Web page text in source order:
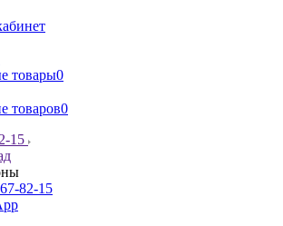
товары0
товаров0
15
82-15